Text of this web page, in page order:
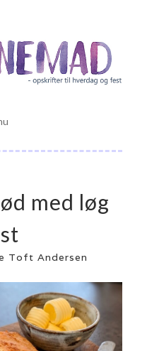
med løg
Toft Andersen